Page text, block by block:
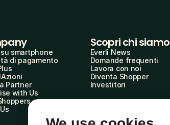
smartphone
di pagamento
Partner
with Us
Scopri chi siamo
Everli News
Domande frequenti
Lavora con noi
Diventa Shopper
Investitori